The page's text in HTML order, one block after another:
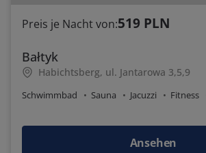
Preis je Nacht von:519 PLN
Bałtyk
Habichtsberg, ul. Jantarowa 3,5,9
Schwimmbad Sauna Jacuzzi Fitness
Ansehen